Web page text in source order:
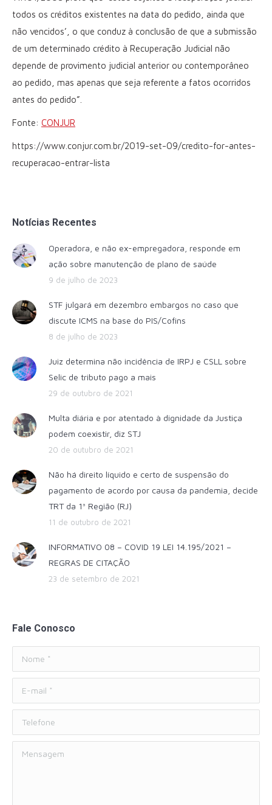
todos os créditos existentes na data do pedido, ainda que
não vencidos’, o que conduz à conclusão de que a submissão
de um determinado crédito à Recuperação Judicial não
depende de provimento judicial anterior ou contemporâneo
ao pedido, mas apenas que seja referente a fatos ocorridos
antes do pedido”.
Fonte: CONJUR
https://www.conjur.com.br/2019-set-09/credito-for-antes-
recuperacao-entrar-lista
Notícias Recentes
Operadora, e não ex-empregadora, responde em
ação sobre manutenção de plano de saúde
9 de julho de 2023
STF julgará em dezembro embargos no caso que
discute ICMS na base do PIS/Cofins
8 de julho de 2023
Juiz determina não incidência de IRPJ e CSLL sobre
Selic de tributo pago a mais
29 de outubro de 2021
Multa diária e por atentado à dignidade da Justiça
podem coexistir, diz STJ
20 de outubro de 2021
Não há direito líquido e certo de suspensão do
pagamento de acordo por causa da pandemia, decide
TRT da 1ª Região (RJ)
11 de outubro de 2021
INFORMATIVO 08 – COVID 19 LEI 14.195/2021 –
REGRAS DE CITAÇÃO
23 de setembro de 2021
Fale Conosco
Telefone